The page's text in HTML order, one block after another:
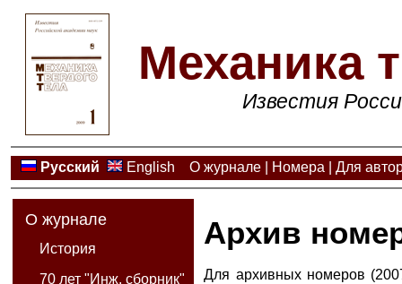
Механика
Известия
Русский English О журнале| Номера Для
О журнале
История
70 лет "Инж. сборник"
Архив
Для архивных номеров